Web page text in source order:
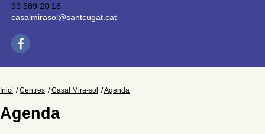
93 589 20 18
casalmirasol@santcugat.cat
Inici Centres Casal Mira-sol Agenda
Agenda